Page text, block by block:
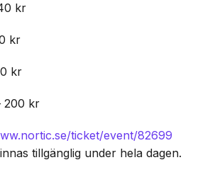
kr
kr
kr
200 kr
ticket/event/82699
tillgänglig under hela dagen.